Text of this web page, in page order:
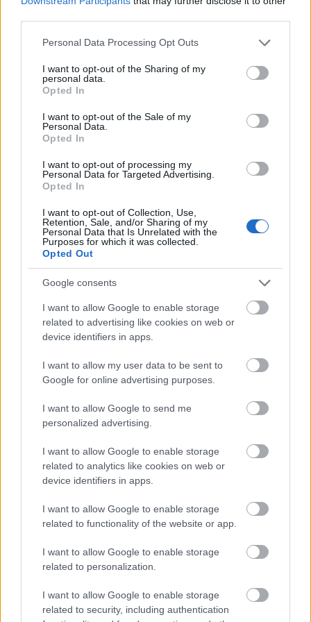
Please note that this website/app uses one or more Google
not limited to your visit or usage behaviour. You may click to
grant or deny consent to Google and its third-party tags to
use your data for below specified purposes in below Google
consent section.
Personal Data Processing Opt Outs
I want to opt-out of the Sharing of my
personal data.
Opted In
I want to opt-out of the Sale of my
Personal Data.
Opted In
I want to opt-out of processing my
Personal Data for Targeted Advertising.
Opted In
I want to opt-out of Collection, Use,
Retention, Sale, and/or Sharing of my
Personal Data that Is Unrelated with the
Purposes for which it was collected.
Opted Out
Google consents
I want to allow Google to enable storage
related to advertising like cookies on web or
device identifiers in apps.
I want to allow my user data to be sent to
Google for online advertising purposes.
I want to allow Google to send me
personalized advertising.
I want to allow Google to enable storage
related to analytics like cookies on web or
device identifiers in apps.
I want to allow Google to enable storage
related to functionality of the website or app.
I want to allow Google to enable storage
related to personalization.
I want to allow Google to enable storage
related to security, including authentication
Ezeket olvastad már?
Ő itt Polgár Judit ritkán látott férje, 26 éve vannak
egymás mellett jóban-rosszban
Nem kell milliárdosnak lenned, hogy lassítsd az
öregedést – Amerikában élő biológus árulta el a
hosszú élet titkát
Russell Crowe nemcsak rengeteget fogyott, de
brutálisan ki is gyúrta magát
Billie Eilish-ra szinte rá sem ismerünk, elképesztő
átalakuláson esett át az énekesnő
FEMINA
Egyetlen kattintással látható, mennyi
áramot fogyaszt Magyarország: megdöbbentő